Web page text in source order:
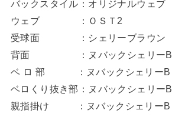
バックスタイル：オリジナルウェブ
ウェブ ：ＯＳＴ2
受球面 ：シェリーブラウン
背面 ：ヌバックシェリーB
ベ ロ 部 ：ヌバックシェリーB
ベロくり抜き部：ヌバックシェリーB
親指掛け ：ヌバックシェリーB